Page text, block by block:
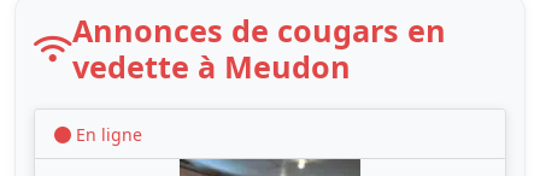
Annonces de cougars en
vedette à Meudon
En ligne